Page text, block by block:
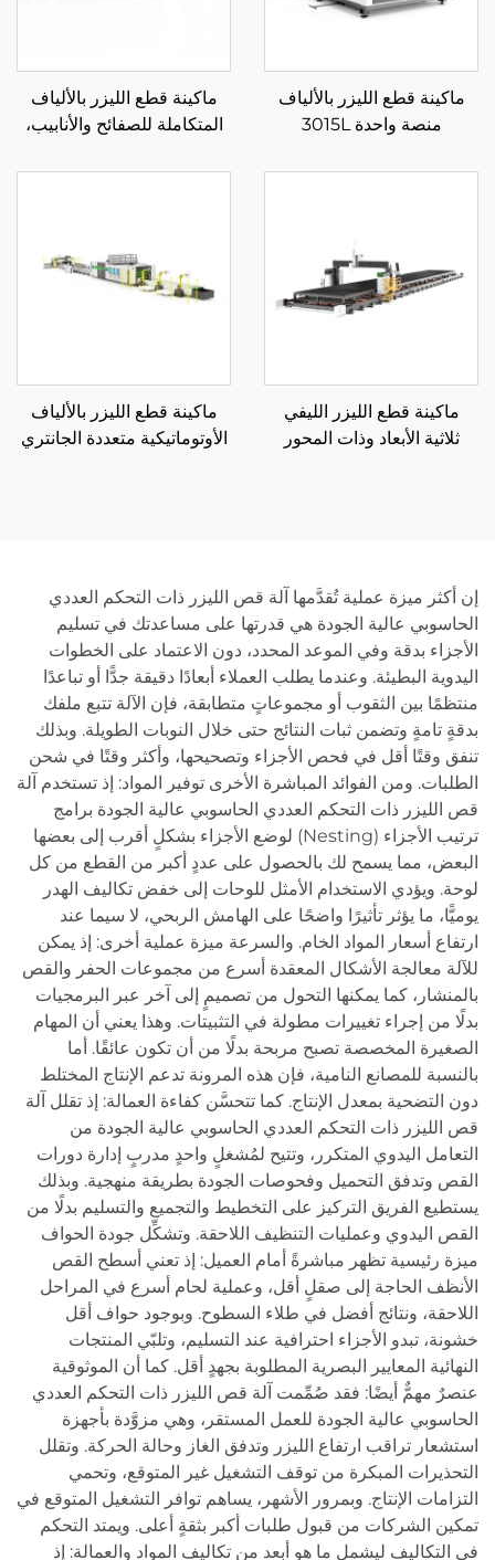
ماكينة قطع الليزر بالألياف
منصة واحدة 3015L
ماكينة قطع الليزر بالألياف
المتكاملة للصفائح والأنابيب،
ماكينة قطع الليزر الليفي
ثلاثية الأبعاد وذات المحور
ماكينة قطع الليزر بالألياف
الأوتوماتيكية متعددة الجانتري
إن أكثر ميزة عملية تُقدَّمها آلة قص الليزر ذات التحكم العددي
الحاسوبي عالية الجودة هي قدرتها على مساعدتك في تسليم
الأجزاء بدقة وفي الموعد المحدد، دون الاعتماد على الخطوات
اليدوية البطيئة. وعندما يطلب العملاء أبعادًا دقيقة جدًّا أو تباعدًا
منتظمًا بين الثقوب أو مجموعاتٍ متطابقة، فإن الآلة تتبع ملفك
بدقةٍ تامةٍ وتضمن ثبات النتائج حتى خلال النوبات الطويلة. وبذلك
تنفق وقتًا أقل في فحص الأجزاء وتصحيحها، وأكثر وقتًا في شحن
الطلبات. ومن الفوائد المباشرة الأخرى توفير المواد: إذ تستخدم آلة
قص الليزر ذات التحكم العددي الحاسوبي عالية الجودة برامج
ترتيب الأجزاء (Nesting) لوضع الأجزاء بشكلٍ أقرب إلى بعضها
البعض، مما يسمح لك بالحصول على عددٍ أكبر من القطع من كل
لوحة. ويؤدي الاستخدام الأمثل للوحات إلى خفض تكاليف الهدر
يوميًّا، ما يؤثر تأثيرًا واضحًا على الهامش الربحي، لا سيما عند
ارتفاع أسعار المواد الخام. والسرعة ميزة عملية أخرى: إذ يمكن
للآلة معالجة الأشكال المعقدة أسرع من مجموعات الحفر والقص
بالمنشار، كما يمكنها التحول من تصميمٍ إلى آخر عبر البرمجيات
بدلًا من إجراء تغييرات مطولة في التثبيتات. وهذا يعني أن المهام
الصغيرة المخصصة تصبح مربحة بدلًا من أن تكون عائقًا. أما
بالنسبة للمصانع النامية، فإن هذه المرونة تدعم الإنتاج المختلط
دون التضحية بمعدل الإنتاج. كما تتحسَّن كفاءة العمالة: إذ تقلل آلة
قص الليزر ذات التحكم العددي الحاسوبي عالية الجودة من
التعامل اليدوي المتكرر، وتتيح لمُشغلٍ واحدٍ مدربٍ إدارة دورات
القص وتدفق التحميل وفحوصات الجودة بطريقة منهجية. وبذلك
يستطيع الفريق التركيز على التخطيط والتجميع والتسليم بدلًا من
القص اليدوي وعمليات التنظيف اللاحقة. وتشكِّل جودة الحواف
ميزة رئيسية تظهر مباشرةً أمام العميل: إذ تعني أسطح القص
الأنظف الحاجة إلى صقلٍ أقل، وعملية لحام أسرع في المراحل
اللاحقة، ونتائج أفضل في طلاء السطوح. وبوجود حواف أقل
خشونة، تبدو الأجزاء احترافية عند التسليم، وتلبّي المنتجات
النهائية المعايير البصرية المطلوبة بجهدٍ أقل. كما أن الموثوقية
عنصرٌ مهمٌّ أيضًا: فقد صُمِّمت آلة قص الليزر ذات التحكم العددي
الحاسوبي عالية الجودة للعمل المستقر، وهي مزوَّدة بأجهزة
استشعار تراقب ارتفاع الليزر وتدفق الغاز وحالة الحركة. وتقلل
التحذيرات المبكرة من توقف التشغيل غير المتوقع، وتحمي
التزامات الإنتاج. وبمرور الأشهر، يساهم توافر التشغيل المتوقع في
تمكين الشركات من قبول طلبات أكبر بثقةٍ أعلى. ويمتد التحكم
في التكاليف ليشمل ما هو أبعد من تكاليف المواد والعمالة: إذ